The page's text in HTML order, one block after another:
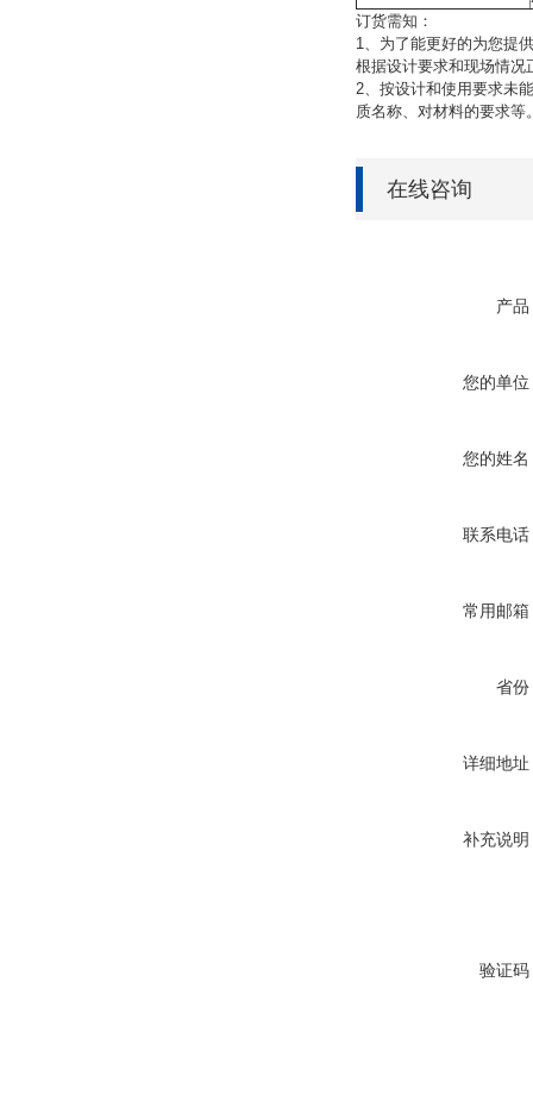
订货需知：
1、为了能更好的为您提
根据设计要求和现场情况
2、按设计和使用要求未
质名称、对材料的要求等
在线咨询
产品
您的单位
您的姓名
联系电话
常用邮箱
省份
详细地址
补充说明
验证码